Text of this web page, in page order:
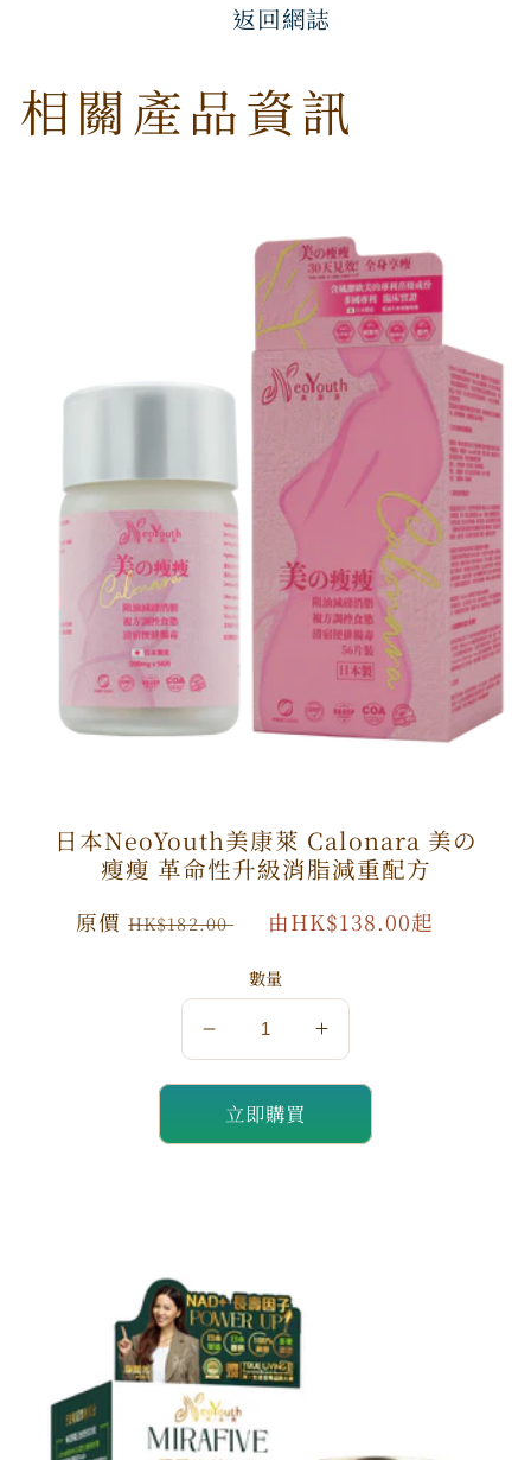
返回網誌
相關產品資訊
日本NeoYouth美康萊 Calonara 美の
瘦瘦 革命性升級消脂減重配方
原
原價HK$182.00 由HK$138.00起
數量
量
減
少
量
加
立即購買